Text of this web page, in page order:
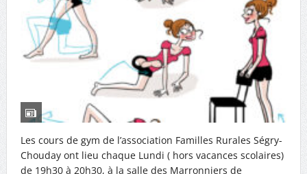
Les cours de gym de l’association Familles Rurales Ségry-
Chouday ont lieu chaque Lundi ( hors vacances scolaires)
de 19h30 à 20h30, à la salle des Marronniers de